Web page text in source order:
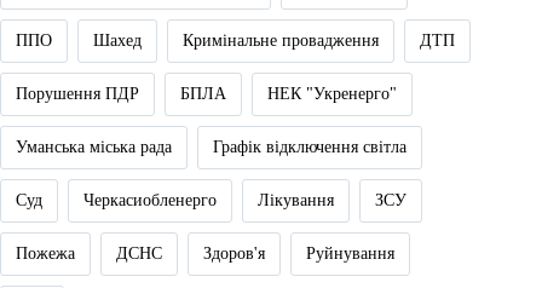
ППО Шахед Кримінальне провадження ДТП
Порушення ПДР БПЛА НЕК "Укренерго"
Уманська міська рада Графік відключення світла
Суд Черкасиобленерго Лікування ЗСУ
Пожежа ДСНС Здоров'я Руйнування